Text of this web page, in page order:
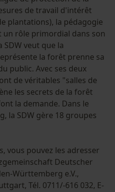
de travail d'intérêt
plantations), la pédagogie
rôle primordial dans son
SDW veut que la
la forêt prenne sa
public. Avec ses deux
de véritables "salles de
les secrets de la forêt
la demande. Dans le
la SDW gère 18 groupes
vous pouvez les adresser
Deutscher
Württemberg e.V.,
Tél. 0711/-616 032, E-
contact par chat
Advertising Universal
Pixel